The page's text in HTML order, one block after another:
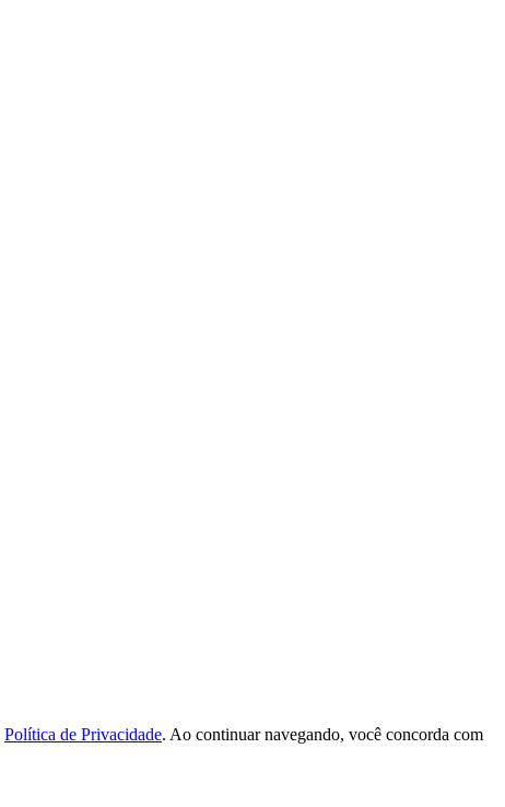
Política de Privacidade. Ao continuar navegando, você concorda com